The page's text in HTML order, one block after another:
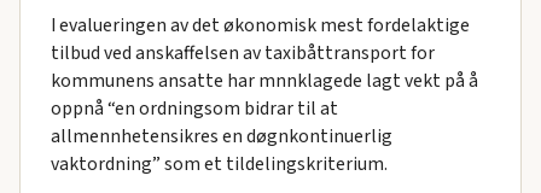
I evalueringen av det økonomisk mest fordelaktige
tilbud ved anskaffelsen av taxibåttransport for
kommunens ansatte har mnnklagede lagt vekt på å
oppnå “en ordningsom bidrar til at
allmennhetensikres en døgnkontinuerlig
vaktordning” som et tildelingskriterium.